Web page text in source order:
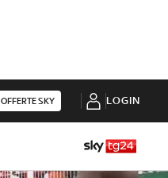
OFFERTE SKY LOGIN